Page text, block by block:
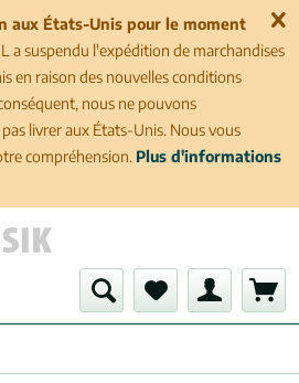
aux États-Unis pour le moment
a suspendu l'expédition de marchandises
en raison des nouvelles conditions
nous ne pouvons
livrer aux États-Unis. Nous vous
compréhension. Plus d'informations